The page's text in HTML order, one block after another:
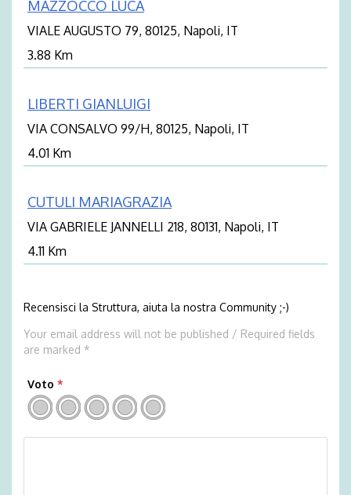
MAZZOCCO LUCA
VIALE AUGUSTO 79, 80125, Napoli, IT
3.88 Km
LIBERTI GIANLUIGI
VIA CONSALVO 99/H, 80125, Napoli, IT
4.01 Km
CUTULI MARIAGRAZIA
VIA GABRIELE JANNELLI 218, 80131, Napoli, IT
4.11 Km
Recensisci la Struttura, aiuta la nostra Community ;-)
Your email address will not be published / Required fields
are marked *
Voto *